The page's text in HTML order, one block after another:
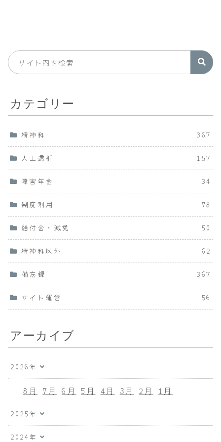
カテゴリー
精神科 367
人工透析 157
障害年金 34
制度利用 78
給付金・減免 50
精神科以外 62
備忘録 367
サイト運営 56
アーカイブ
2026年
8月 7月 6月 5月 4月 3月 2月 1月
2025年
2024年